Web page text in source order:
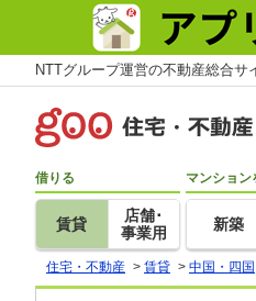
NTTグループ運営の不動産総合サ
借りる
賃貸
店舗･
事業用
マンション
新築
住宅・不動産 > 賃貸 > 中国・四国